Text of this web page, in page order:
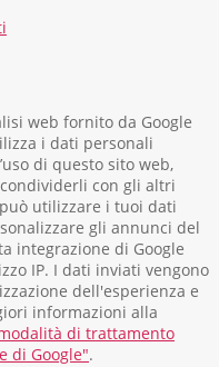
web fornito da Google
i dati personali
di questo sito web,
con gli altri
utilizzare i tuoi dati
gli annunci del
integrazione di Google
IP. I dati inviati vengono
dell'esperienza e
informazioni alla
di trattamento
di Google".